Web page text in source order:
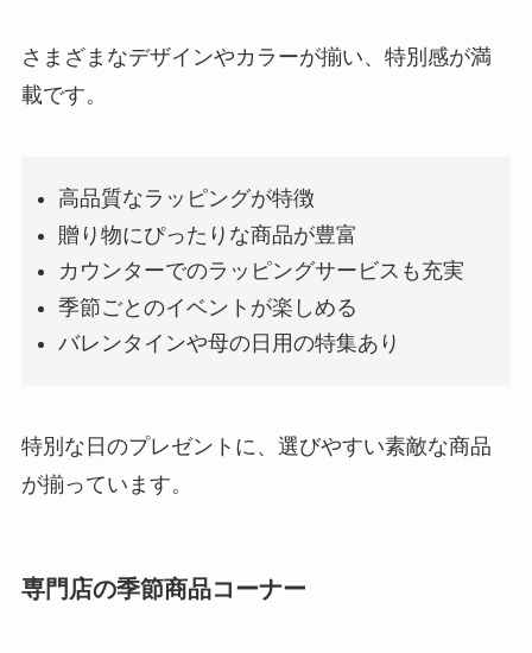
さまざまなデザインやカラーが揃い、特別感が満
載です。
高品質なラッピングが特徴
贈り物にぴったりな商品が豊富
カウンターでのラッピングサービスも充実
季節ごとのイベントが楽しめる
バレンタインや母の日用の特集あり
特別な日のプレゼントに、選びやすい素敵な商品
が揃っています。
専門店の季節商品コーナー